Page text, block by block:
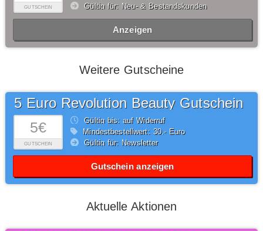
GUTSCHEIN
Gültig für: Neu- & Bestandskunden
Anzeigen
Weitere Gutscheine
5€
GUTSCHEIN
5 Euro Revolution Beauty Gutschein
Gültig bis: auf Widerruf
Mindestbestellwert: 30,- Euro
Gültig für: Newsletter
Gutschein anzeigen
Aktuelle Aktionen